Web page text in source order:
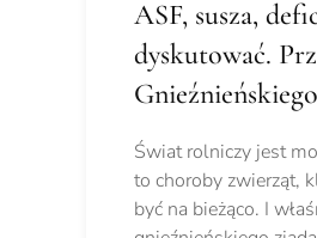
ASF, susza,
dyskutować.
Gnieźnieńskiego
Świat rolniczy jest
to choroby zwierząt,
być na bieżąco. I